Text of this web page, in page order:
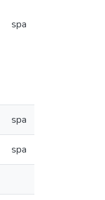
spa
spa
spa